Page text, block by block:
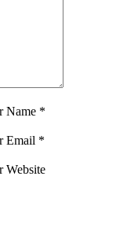
Name *
Email *
Website